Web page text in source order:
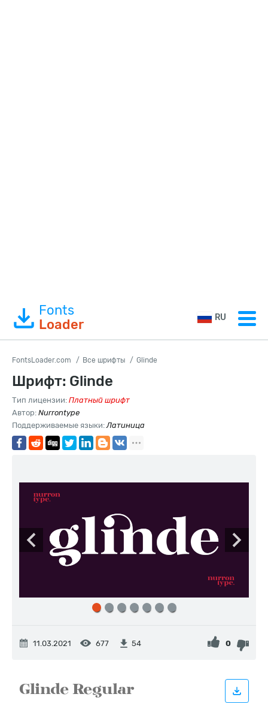
Fonts
Loader
RU
FontsLoader.com Все шрифты Glinde
Шрифт: Glinde
Тип лицензии: Платный шрифт
Автор: Nurrontype
Поддерживаемые языки:Латиница
11.03.2021 677 54 0